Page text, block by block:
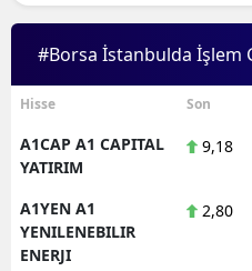
#Borsa İstanbulda İşlem
Hisse Son
A1CAP A1 CAPITAL
YATIRIM
9,18
A1YEN A1
YENILENEBILIR
ENERJI
2,80